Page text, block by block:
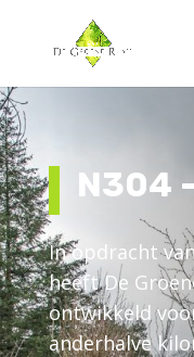
N304
In opdracht
heeft De
ontwikkeld
anderhalve